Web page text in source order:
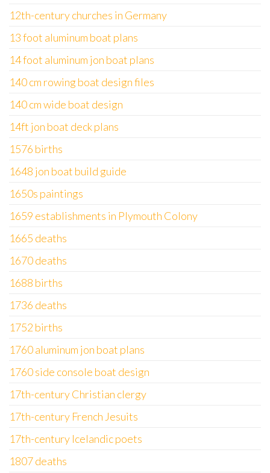
12th-century churches in Germany
13 foot aluminum boat plans
14 foot aluminum jon boat plans
140 cm rowing boat design files
140 cm wide boat design
14ft jon boat deck plans
1576 births
1648 jon boat build guide
1650s paintings
1659 establishments in Plymouth Colony
1665 deaths
1670 deaths
1688 births
1736 deaths
1752 births
1760 aluminum jon boat plans
1760 side console boat design
17th-century Christian clergy
17th-century French Jesuits
17th-century Icelandic poets
1807 deaths